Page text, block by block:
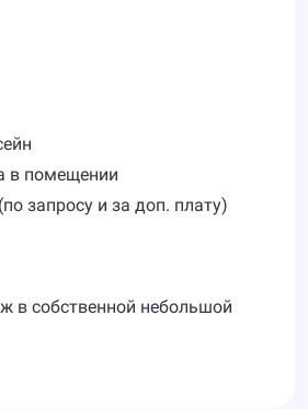
в помещении
запросу и за доп. плату)
в собственной небольшой